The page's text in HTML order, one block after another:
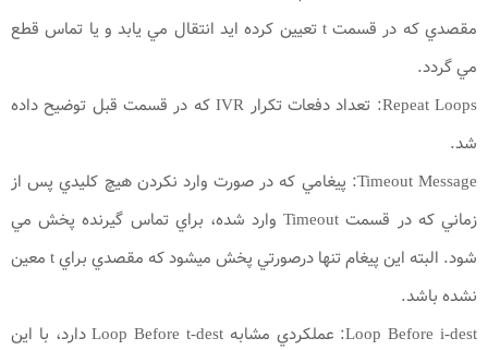
مقصدي که در قسمت t تعيين کرده ايد انتقال مي يابد و يا تماس قطع
مي گردد.
Repeat Loops: تعداد دفعات تکرار IVR که در قسمت قبل توضيح داده
شد.
Timeout Message: پيغامي که در صورت وارد نکردن هيچ کليدي پس از
زماني که در قسمت Timeout وارد شده، براي تماس گيرنده پخش مي
شود. البته اين پيغام تنها درصورتي پخش ميشود که مقصدي براي t معين
نشده باشد.
Loop Before i-dest: عملکردي مشابه Loop Before t-dest دارد، با اين